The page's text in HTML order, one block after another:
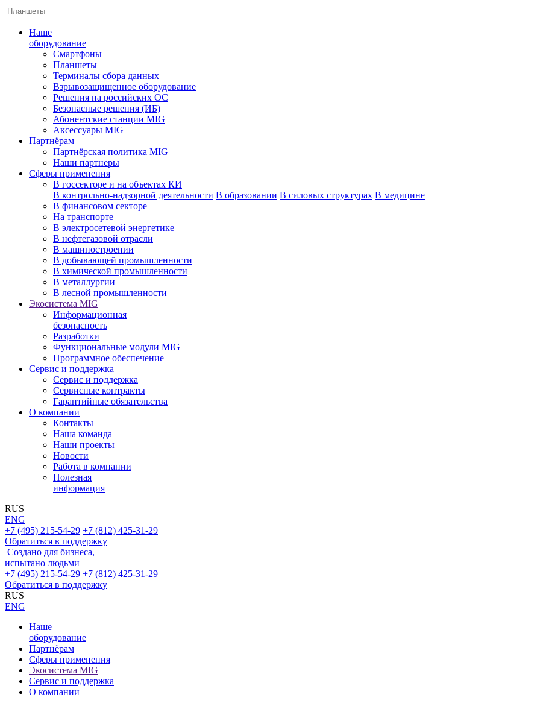
Наше
оборудование
Смартфоны
Планшеты
Терминалы сбора данных
Взрывозащищенное оборудование
Решения на российских ОС
Безопасные решения (ИБ)
Абонентские станции MIG
Аксессуары MIG
Партнёрам
Партнёрская политика MIG
Наши партнеры
Сферы применения
В госсекторе и на объектах КИ
В контрольно-надзорной деятельности В образовании В силовых структурах В медицине
В финансовом секторе
На транспорте
В электросетевой энергетике
В нефтегазовой отрасли
В машиностроении
В добывающей промышленности
В химической промышленности
В металлургии
В лесной промышленности
Экосистема MIG
Информационная
безопасность
Разработки
Функциональные модули MIG
Программное обеспечение
Сервис и поддержка
Сервис и поддержка
Сервисные контракты
Гарантийные обязательства
О компании
Контакты
Наша команда
Наши проекты
Новости
Работа в компании
Полезная
информация
RUS
ENG
+7 (495) 215-54-29 +7 (812) 425-31-29
Обратиться в поддержку
Создано для бизнеса,
испытано людьми
+7 (495) 215-54-29 +7 (812) 425-31-29
Обратиться в поддержку
RUS
ENG
Наше
оборудование
Партнёрам
Сферы применения
Экосистема MIG
Сервис и поддержка
О компании